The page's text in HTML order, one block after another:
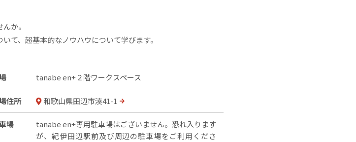
か。
て、超基本的なノウハウについて学びます。
tanabe en+２階ワークスペース
住所 和歌山県田辺市湊41-1
場
tanabe en+専用駐車場はございません。恐れ入ります
が、紀伊田辺駅前及び周辺の駐車場をご利用くださ